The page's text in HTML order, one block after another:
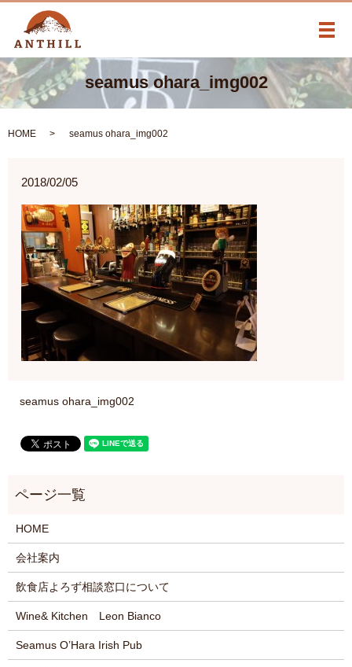
メ
seamus ohara_img002
HOME seamus ohara_img002
2018/02/05
seamus ohara_img002
HOME
会社案内
飲食店よろず相談窓口について
Wine& Kitchen Leon Bianco
Seamus O’Hara Irish Pub